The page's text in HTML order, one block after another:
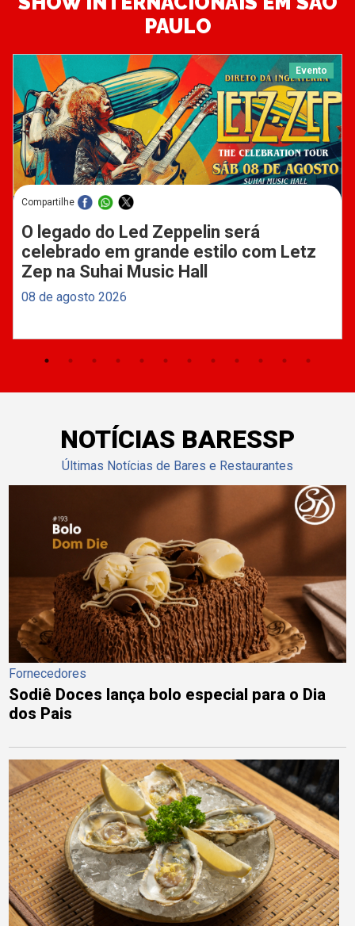
PAULO
Evento
Compartilhe
O legado do Led Zeppelin será
celebrado em grande estilo com Letz
Zep na Suhai Music Hall
08 de agosto 2026
NOTÍCIAS BARESSP
Últimas Notícias de Bares e Restaurantes
Fornecedores
Sodiê Doces lança bolo especial para o Dia
dos Pais